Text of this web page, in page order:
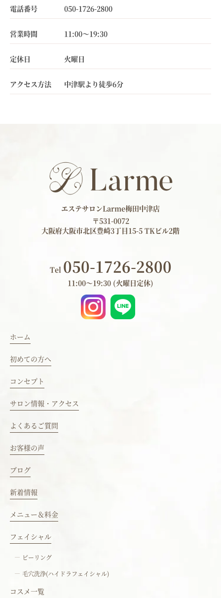
電話番号 050-1726-2800
営業時間 11:00～19:30
定休日 火曜日
アクセス方法 中津駅より徒歩6分
エステサロンLarme梅田中津店
〒531-0072
大阪府大阪市北区豊崎3丁目15-5 TKビル2階
Tel 050-1726-2800
11:00～19:30 (火曜日定休)
ホーム
初めての方へ
コンセプト
サロン情報・アクセス
よくあるご質問
お客様の声
ブログ
新着情報
メニュー＆料金
フェイシャル
ピーリング
毛穴洗浄(ハイドラフェイシャル)
コスメ一覧